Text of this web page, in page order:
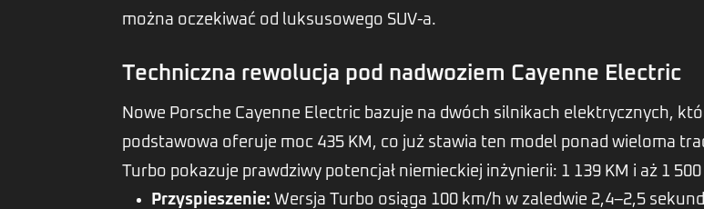
można oczekiwać od luksusowego SUV-a.
Techniczna rewolucja pod nadwoziem Cayenne Electric
Nowe Porsche Cayenne Electric bazuje na dwóch silnikach elektrycznych,
podstawowa oferuje moc 435 KM, co już stawia ten model ponad wieloma
Turbo pokazuje prawdziwy potencjał niemieckiej inżynierii: 1 139 KM i aż 1
Przyspieszenie: Wersja Turbo osiąga 100 km/h w zaledwie 2,4–2,5